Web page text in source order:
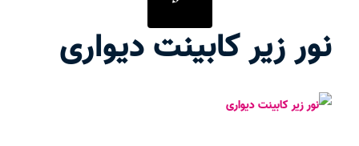
نور زیر کابینت دیواری